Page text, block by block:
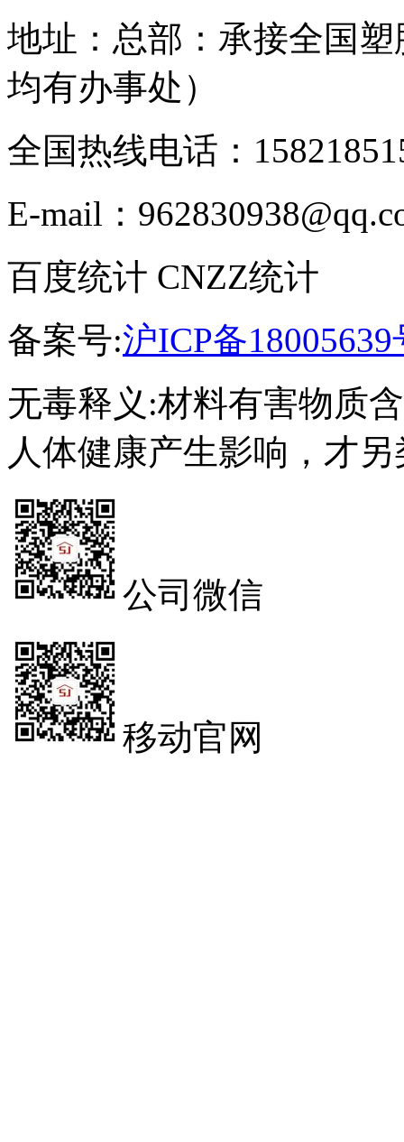
地址：总部：承接全国
均有办事处）
全国热线电话：
E-mail：
百度统计 CNZZ统计
备案号:沪ICP备18005639
无毒释义:材料有害物质
人体健康产生影响，才
公司微信
移动官网